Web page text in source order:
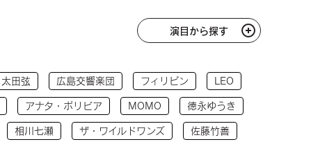
演目から探す
太田弦 広島交響楽団 フィリピン LEO
アナタ・ボリビア MOMO 徳永ゆうき
相川七瀬 ザ・ワイルドワンズ 佐藤竹善